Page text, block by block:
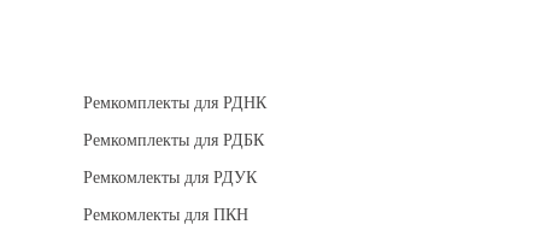
Ремкомплекты для РДНК
Ремкомплекты для РДБК
Ремкомлекты для РДУК
Ремкомлекты для ПКН